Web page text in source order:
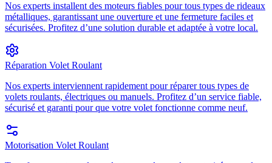
Nos experts installent des moteurs fiables pour tous types de rideaux
métalliques, garantissant une ouverture et une fermeture faciles et
sécurisées. Profitez d’une solution durable et adaptée à votre local.
Réparation Volet Roulant
Nos experts interviennent rapidement pour réparer tous types de
volets roulants, électriques ou manuels. Profitez d’un service fiable,
sécurisé et garanti pour que votre volet fonctionne comme neuf.
Motorisation Volet Roulant